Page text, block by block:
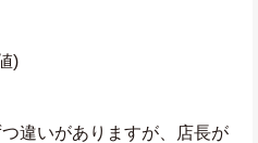
)
違いがありますが、店長が